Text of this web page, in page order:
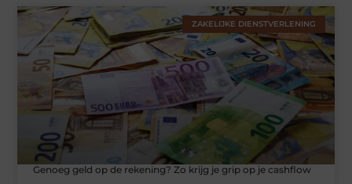
ZAKELIJKE DIENSTVERLENING
Genoeg geld op de rekening? Zo krijg je grip op je cashflow